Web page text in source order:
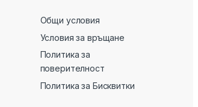
Общи условия
Условия за връщане
Политика за
поверителност
Политика за Бисквитки